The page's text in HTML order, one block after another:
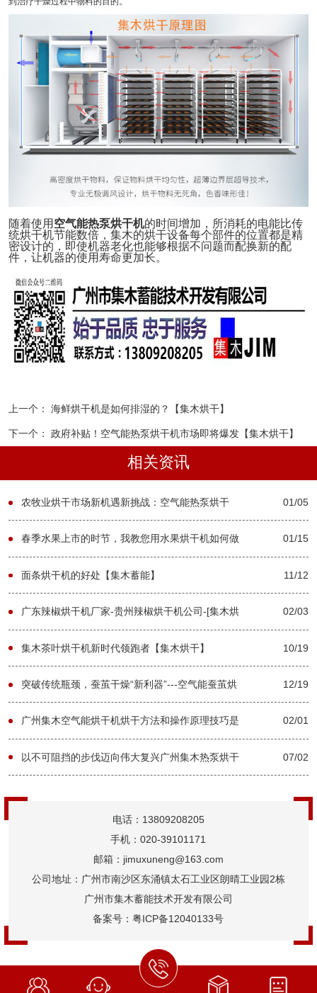
随着使用 空气能热泵烘干机的时间增加，所消耗的电能比传
统烘干机节能数倍，集木的烘干设备每个部件的位置都是精
密设计的，即使机器老化也能够根据不问题而配换新的配
件，让机器的使用寿命更加长。
上一个： 海鲜烘干机是如何排湿的？【集木烘干】
下一个： 政府补贴！空气能热泵烘干机市场即将爆发【集木烘干】
相关资讯
农牧业烘干市场新机遇新挑战：空气能热泵烘干
机-[集木烘干]
01/05
春季水果上市的时节，我教您用水果烘干机如何做
果干?-[集木烘干]
01/15
面条烘干机的好处【集木蓄能】 11/12
广东辣椒烘干机厂家-贵州辣椒烘干机公司-[集木烘
干]
02/03
集木茶叶烘干机新时代领跑者【集木烘干】 10/19
突破传统瓶颈，蚕茧干燥“新利器”---空气能蚕茧烘
干机-[集木烘干]
12/19
广州集木空气能烘干机烘干方法和操作原理技巧是
啥？-[集木烘干]
02/01
以不可阻挡的步伐迈向伟大复兴广州集木热泵烘干 07/02
电话：13809208205
手机：020-39101171
邮箱：jimuxuneng@163.com
公司地址：广州市南沙区东涌镇太石工业区朗晴工业园2栋
广州市集木蓄能技术开发有限公司
备案号：粤ICP备12040133号